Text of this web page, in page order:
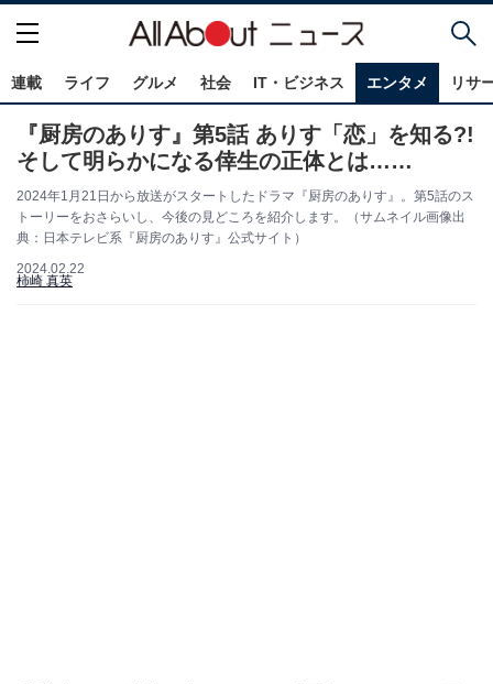
連載 ライフ グルメ 社会 IT・ビジネス エンタメ リサ
『厨房のありす』第5話 ありす「恋」を知る?!
そして明らかになる倖生の正体とは……
2024年1月21日から放送がスタートしたドラマ『厨房のありす』。第5話のス
トーリーをおさらいし、今後の見どころを紹介します。（サムネイル画像出
典：日本テレビ系『厨房のありす』公式サイト）
2024.02.22
柿崎 真英